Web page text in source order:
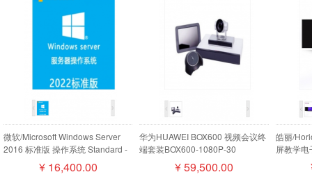
微软/Microsoft Windows Server
2016 标准版 操作系统 Standard -
16 Core License Pack
¥16,400.00
华为HUAWEI BOX600 视频会议终
端套装BOX600-1080P-30
camera200摄像机MIC500全向麦
¥59,500.00
皓丽/
屏教学